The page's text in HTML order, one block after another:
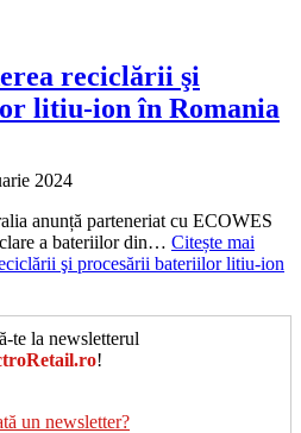
reciclării şi
litiu-ion în Romania
2024
anunță parteneriat cu ECOWES
a bateriilor din… Citește mai
şi procesării bateriilor litiu-ion
te la newsletterul
!
un newsletter?